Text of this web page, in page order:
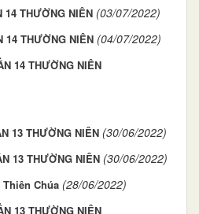
THƯỜNG NIÊN (03/07/2022)
14 THƯỜNG NIÊN (04/07/2022)
14 THƯỜNG NIÊN
13 THƯỜNG NIÊN (30/06/2022)
13 THƯỜNG NIÊN (30/06/2022)
Chúa (28/06/2022)
13 THƯỜNG NIÊN